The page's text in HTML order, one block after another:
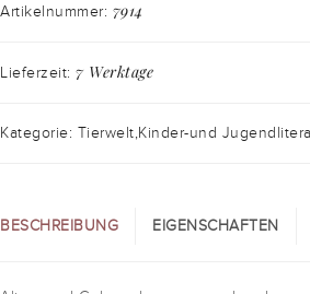
Artikelnummer: 7914
Lieferzeit: 7 Werktage
Kategorie: Tierwelt,Kinder-und
BESCHREIBUNG EIGENSCHAFTEN